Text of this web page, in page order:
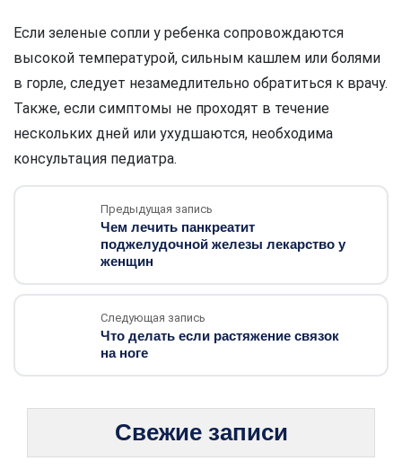
Если зеленые сопли у ребенка сопровождаются
высокой температурой, сильным кашлем или болями
в горле, следует незамедлительно обратиться к врачу.
Также, если симптомы не проходят в течение
нескольких дней или ухудшаются, необходима
консультация педиатра.
Предыдущая запись
Чем лечить панкреатит
поджелудочной железы лекарство у
женщин
Следующая запись
Что делать если растяжение связок
на ноге
Свежие записи